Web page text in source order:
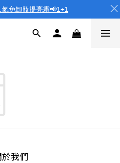
我們
氣免卸妝提亮霜📢1+1